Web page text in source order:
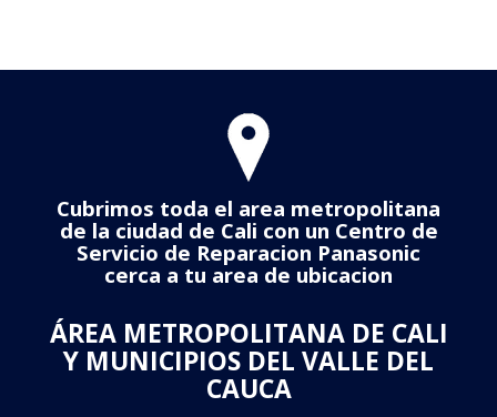
Cubrimos toda el area metropolitana
de la ciudad de Cali con un Centro de
Servicio de Reparacion Panasonic
cerca a tu area de ubicacion
ÁREA METROPOLITANA DE CALI
Y MUNICIPIOS DEL VALLE DEL
CAUCA